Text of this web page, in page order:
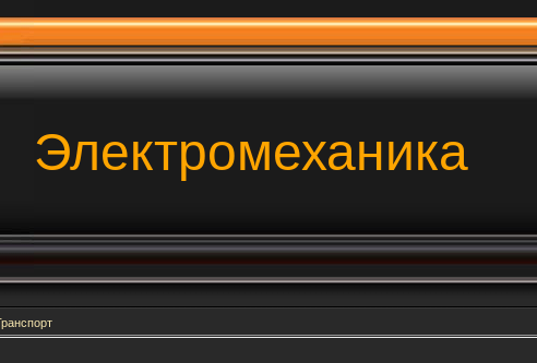
Электромеханика